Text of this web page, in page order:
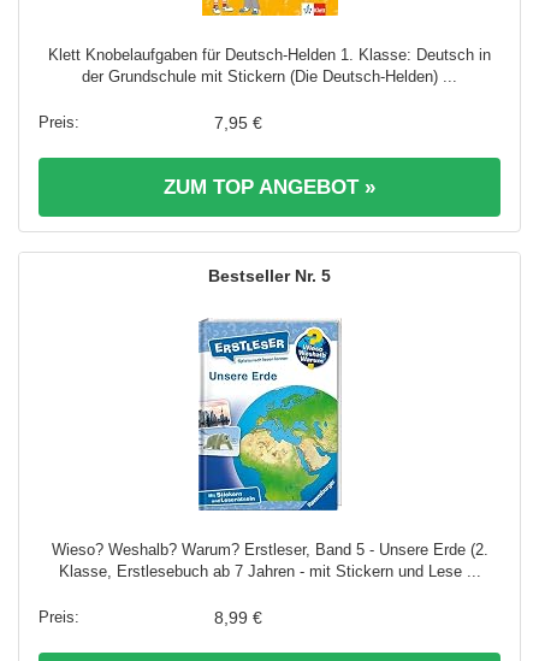
Klett Knobelaufgaben für Deutsch-Helden 1. Klasse: Deutsch in
der Grundschule mit Stickern (Die Deutsch-Helden) ...
7,95 €
ZUM TOP ANGEBOT »
5
Wieso? Weshalb? Warum? Erstleser, Band 5 - Unsere Erde (2.
Klasse, Erstlesebuch ab 7 Jahren - mit Stickern und Lese ...
8,99 €